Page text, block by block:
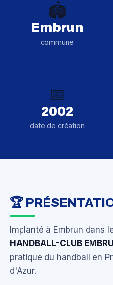
🏟️
Embrun
commune
📅
2002
date de création
🏆
Implanté à Embrun dans
HANDBALL-CLUB
pratique du handball en
d'Azur.